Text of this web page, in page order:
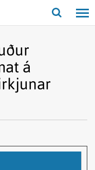
Opna/
á